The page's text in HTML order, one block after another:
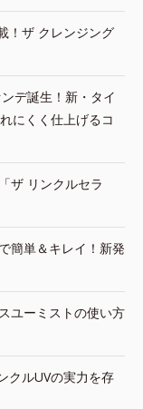
！ザ クレンジング
デ誕生！新・タイ
にくく仕上げるコ
ザ リンクルセラ
簡単＆キレイ！新発
ユーミストの使い方
クルUVの実力を存